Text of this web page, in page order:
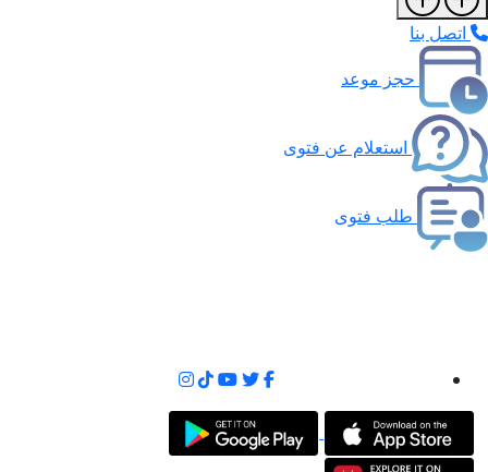
اتصل بنا
حجز موعد
استعلام عن فتوى
طلب فتوى